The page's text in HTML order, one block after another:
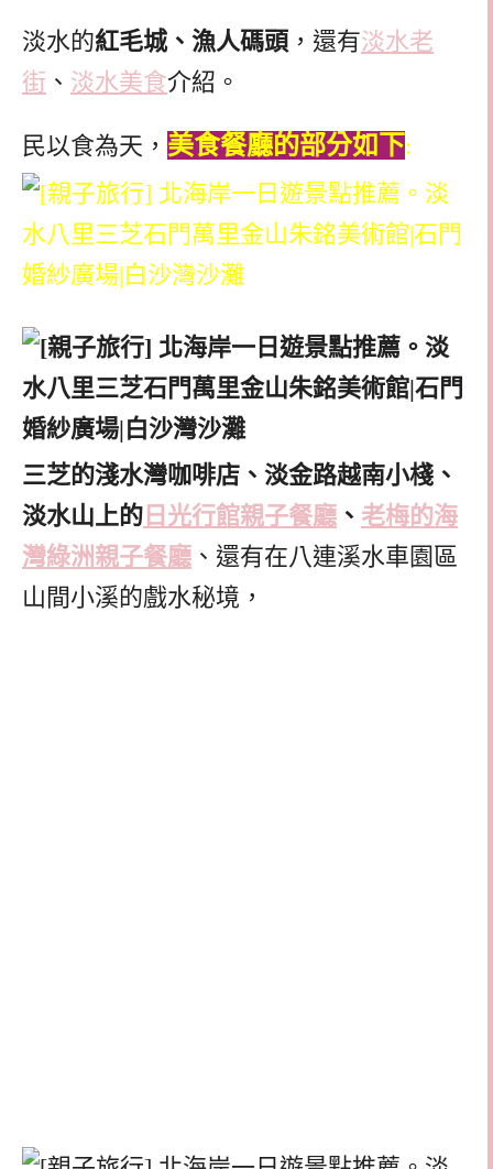
淡水的紅毛城、漁人碼頭 ，還有淡水老
街 、 淡水美食介紹。
民以食為天， 美食餐廳的部分如下:
三芝的淺水灣咖啡店、淡金路越南小棧、
淡水山上的 日光行館親子餐廳 、 老梅的海
灣綠洲親子餐廳 、還有在八連溪水車園區
山間小溪的戲水秘境，